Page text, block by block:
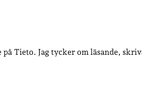
Tieto. Jag tycker om läsande,